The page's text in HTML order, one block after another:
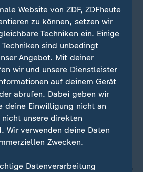
Türklingeln mit Kamera
auch Türklingeln mit
man online von überall mit dem
zugreifen kann.
Julia Gerhards warnt jedoch:
Türklingel erfassen
Raum häufig
für Verbraucherrecht und Datenschutz,
Website von ZDF, ZDFheute
zu können, setzen wir
Techniken ein. Einige
sind unbedingt
Angebot. Mit deiner
wir und unsere Dienstleister
auf deinem Gerät
abrufen. Dabei geben wir
deine Einwilligung nicht an
unsere direkten
Wir verwenden deine Daten
Zwecken.
Datenverarbeitung